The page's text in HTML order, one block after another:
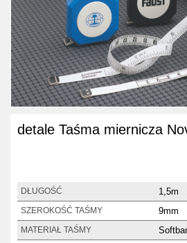
detale Taśma miernicza
DŁUGOŚĆ 1,5m
SZEROKOŚĆ TAŚMY 9mm
MATERIAŁ TAŚMY